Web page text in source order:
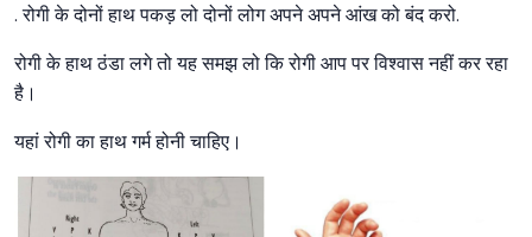
. रोगी के दोनों हाथ पकड़ लो दोनों लोग अपने अपने आंख को बंद करो.
रोगी के हाथ ठंडा लगे तो यह समझ लो कि रोगी आप पर विश्वास नहीं कर रहा
है।
यहां रोगी का हाथ गर्म होनी चाहिए।